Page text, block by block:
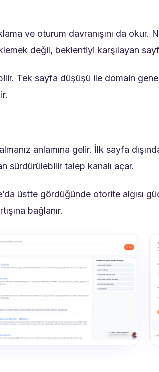
ve oturum davranışını da
değil, beklentiyi karşılayan
Tek sayfa düşüşü ile domain
anlamına gelir. İlk sayfa
sürdürülebilir talep kanalı açar.
üstte gördüğünde otorite algısı
bağlanır.